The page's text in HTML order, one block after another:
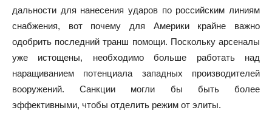
дальности для нанесения ударов по российским линиям
снабжения, вот почему для Америки крайне важно
одобрить последний транш помощи. Поскольку арсеналы
уже истощены, необходимо больше работать над
наращиванием потенциала западных производителей
вооружений. Санкции могли бы быть более
эффективными, чтобы отделить режим от элиты.